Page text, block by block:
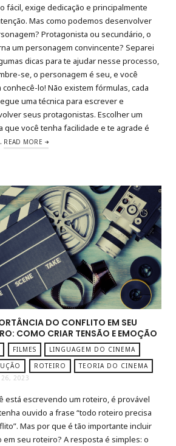
fácil, exige dedicação e principalmente
Mas como podemos desenvolver
Protagonista ou secundário, o
um personagem convincente? Separei
dicas para te ajudar nesse processo,
se, o personagem é seu, e você
conhecê-lo! Não existem fórmulas, cada
uma técnica para escrever e
seus protagonistas. Escolher um
que você tenha facilidade e te agrade é
READ MORE
DO CONFLITO EM SEU
COMO CRIAR TENSÃO E EMOÇÃO
FILMES
LINGUAGEM DO CINEMA
ROTEIRO
TEORIA DO CINEMA
26, 2023
está escrevendo um roteiro, é provável
ouvido a frase “todo roteiro precisa
Mas por que é tão importante incluir
em seu roteiro? A resposta é simples: o